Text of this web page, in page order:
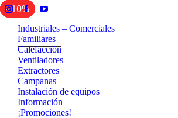
Instagram
page
opens
new
window
Facebook
page
opens
in
new
window
YouTube
page
opens
in
new
window
Industriales – Comerciales
Familiares
Calefacción
Ventiladores
Extractores
Campanas
Instalación de equipos
Información
¡Promociones!
- 10%
- 50%
- 10%
- 10%